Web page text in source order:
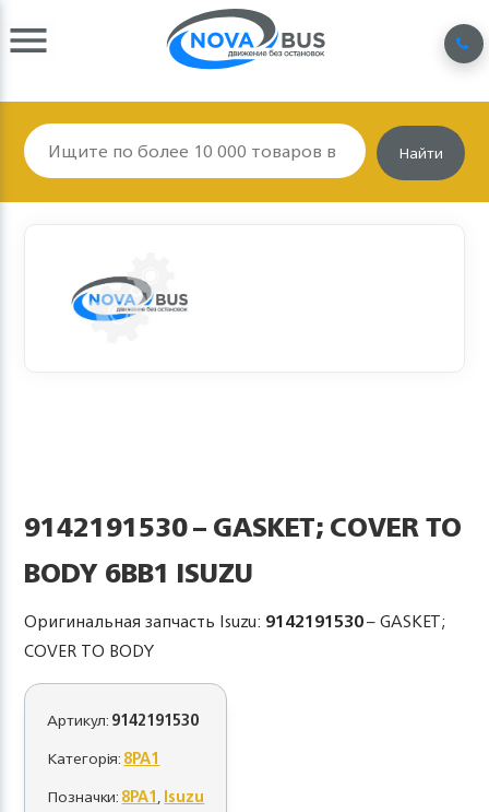
Найти
9142191530 – GASKET; COVER TO
BODY 6BB1 ISUZU
Оригинальная запчасть Isuzu: 9142191530– GASKET;
COVER TO BODY
Артикул:9142191530
Категорія:8PA1
Позначки:8PA1,Isuzu